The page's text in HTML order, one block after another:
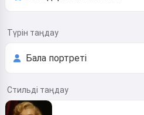
Түрін таңдау
Стильді таңдау